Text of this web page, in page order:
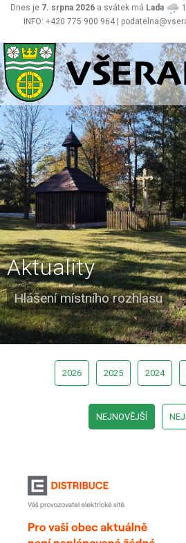
INFO: +420 775 900 964 |
Dnes je 7. srpna 2026 a svátek má Lada
Všeradov
Aktuality
Hlášení místního rozhlasu
2026 2025 2024
NEJNOVĚJŠÍ